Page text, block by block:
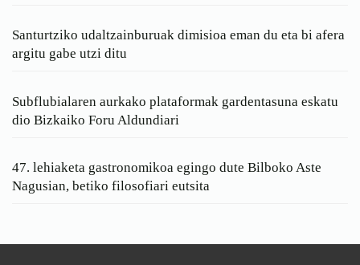
Santurtziko udaltzainburuak dimisioa eman du eta bi afera
argitu gabe utzi ditu
Subflubialaren aurkako plataformak gardentasuna eskatu
dio Bizkaiko Foru Aldundiari
47. lehiaketa gastronomikoa egingo dute Bilboko Aste
Nagusian, betiko filosofiari eutsita